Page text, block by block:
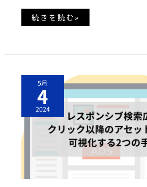
実
績
続きを読む»
5月
4
2024
レ
ス
ポ
ン
シ
ブ
検
ク
ク